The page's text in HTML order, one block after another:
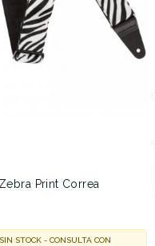
Print Correa
STOCK - CONSULTA CON